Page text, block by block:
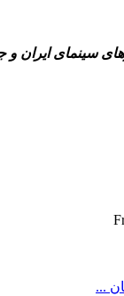
سینمای ایران و
...